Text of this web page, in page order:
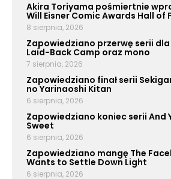
Akira Toriyama pośmiertnie
Will Eisner Comic Awards Hall of
8 sierpnia, 2026
Zapowiedziano przerwę serii
Laid-Back Camp oraz mono
7 sierpnia, 2026
Zapowiedziano finał serii
no Yarinaoshi Kitan
6 sierpnia, 2026
Zapowiedziano koniec serii And
Sweet
6 sierpnia, 2026
Zapowiedziano mangę The
Wants to Settle Down Light
6 sierpnia, 2026